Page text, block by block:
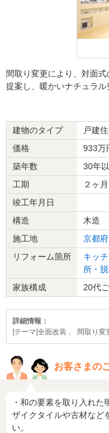
間取り変更により、対面
提案し、暖かいナチュラル
建物のタイプ
戸建
価格
933万
築年数
30年
工期
２ヶ月
竣工年月日
構造
木造
施工地
京都府
リフォーム箇所
キッ
所・
家族構成
20代
詳細情報：
[テーマ]全面改装 、 間取り
お客さまの
・和の要素を取り入れ
ザイクタイルや古材など
い。